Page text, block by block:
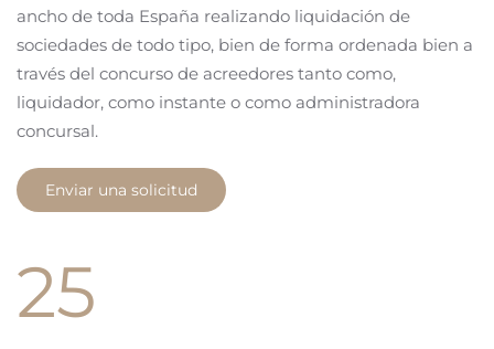
ancho de toda España realizando liquidación de
sociedades de todo tipo, bien de forma ordenada bien a
través del concurso de acreedores tanto como,
liquidador, como instante o como administradora
concursal.
Enviar una solicitud
25